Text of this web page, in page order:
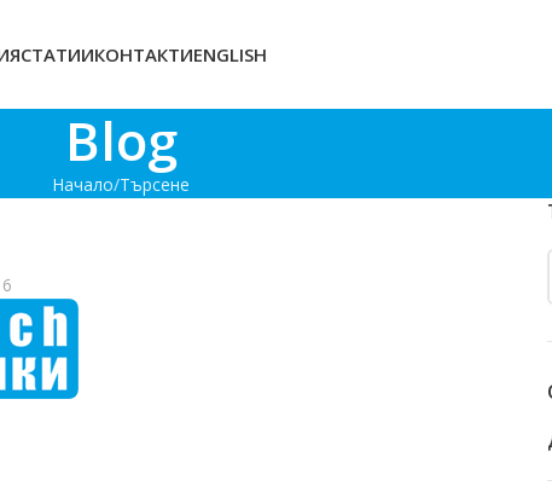
СТАТИИКОНТАКТИENGLISH
Blog
Начало Търсене